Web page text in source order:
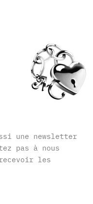
une newsletter
pas à nous
les